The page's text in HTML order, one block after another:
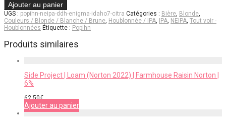
Ajouter au panier
UGS : popihn-neipa-ddh-enigma-idaho7-citra Catégories : Bière, Blonde,
Couleurs / Blonde / Blanche / Brune, Houblonnée / IPA, IPA, NEIPA, Tout voir -
Houblonnées Étiquette : Popihn
Produits similaires
Side Project | Loam (Norton 2022) | Farmhouse Raisin Norton |
6%
62,50€
Ajouter au panier